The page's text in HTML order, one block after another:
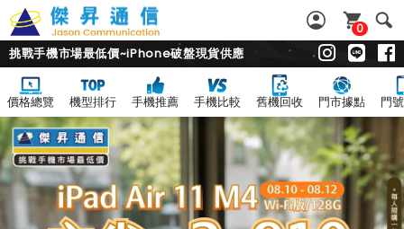
0
挑戰手機市場最低價~iPhone破盤現貨供應
價格總覽 機型排行 手機推薦 手機比較 舊機回收 門市據點 門